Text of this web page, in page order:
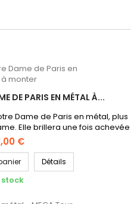
DE PARIS EN MÉTAL À...
Dame de Paris en métal, plus
Elle brillera une fois achevée
Cette maquette
et de la patience pour le
x 5.08 cmDifficulté : Expert
€
Détails
stock